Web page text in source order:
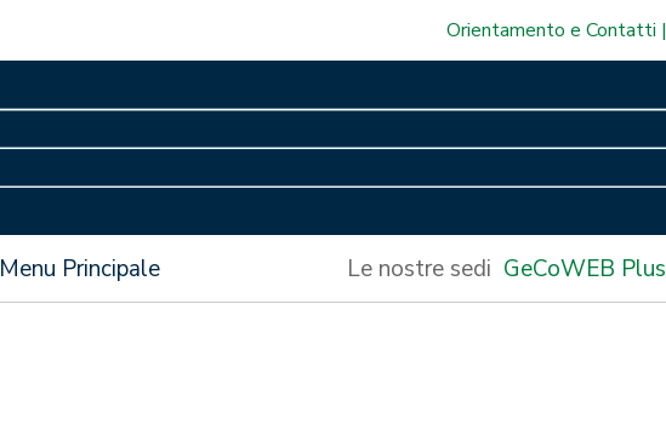
Orientamento e Contatti
Menu Principale Le nostre sedi GeCoWEB Plus